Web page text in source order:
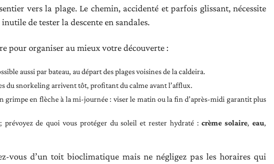
vers la plage. Le chemin, accidenté et parfois glissant, nécessite
de tester la descente en sandales.
pour organiser au mieux votre découverte :
aussi par bateau, au départ des plages voisines de la caldeira.
du snorkeling arrivent tôt, profitant du calme avant l’afflux.
grimpe en flèche à la mi-journée : viser le matin ou la fin d’après-midi garantit plus
prévoyez de quoi vous protéger du soleil et rester hydraté :crème solaire,eau,
vous d’un toit bioclimatique mais ne négligez pas les horaires qui